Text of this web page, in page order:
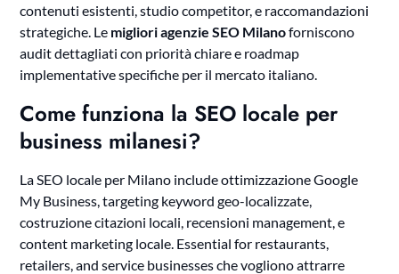
contenuti esistenti, studio competitor, e raccomandazioni
strategiche. Le migliori agenzie SEO Milanoforniscono
audit dettagliati con priorità chiare e roadmap
implementative specifiche per il mercato italiano.
Come funziona la SEO locale per
business milanesi?
La SEO locale per Milano include ottimizzazione Google
My Business, targeting keyword geo-localizzate,
costruzione citazioni locali, recensioni management, e
content marketing locale. Essential for restaurants,
retailers, and service businesses che vogliono attrarre